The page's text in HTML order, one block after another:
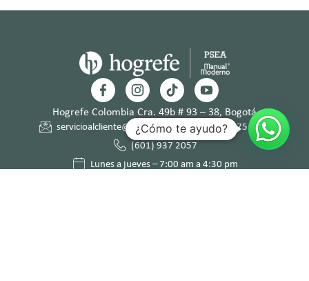
Hogrefe Colombia Cra. 49b # 93 – 38, Bogotá
servicioalcliente@hogrefe.co
+57 321 475 8010
(601) 937 2057
Lunes a jueves – 7:00 am a 4:30 pm
¿Cómo te ayudo?